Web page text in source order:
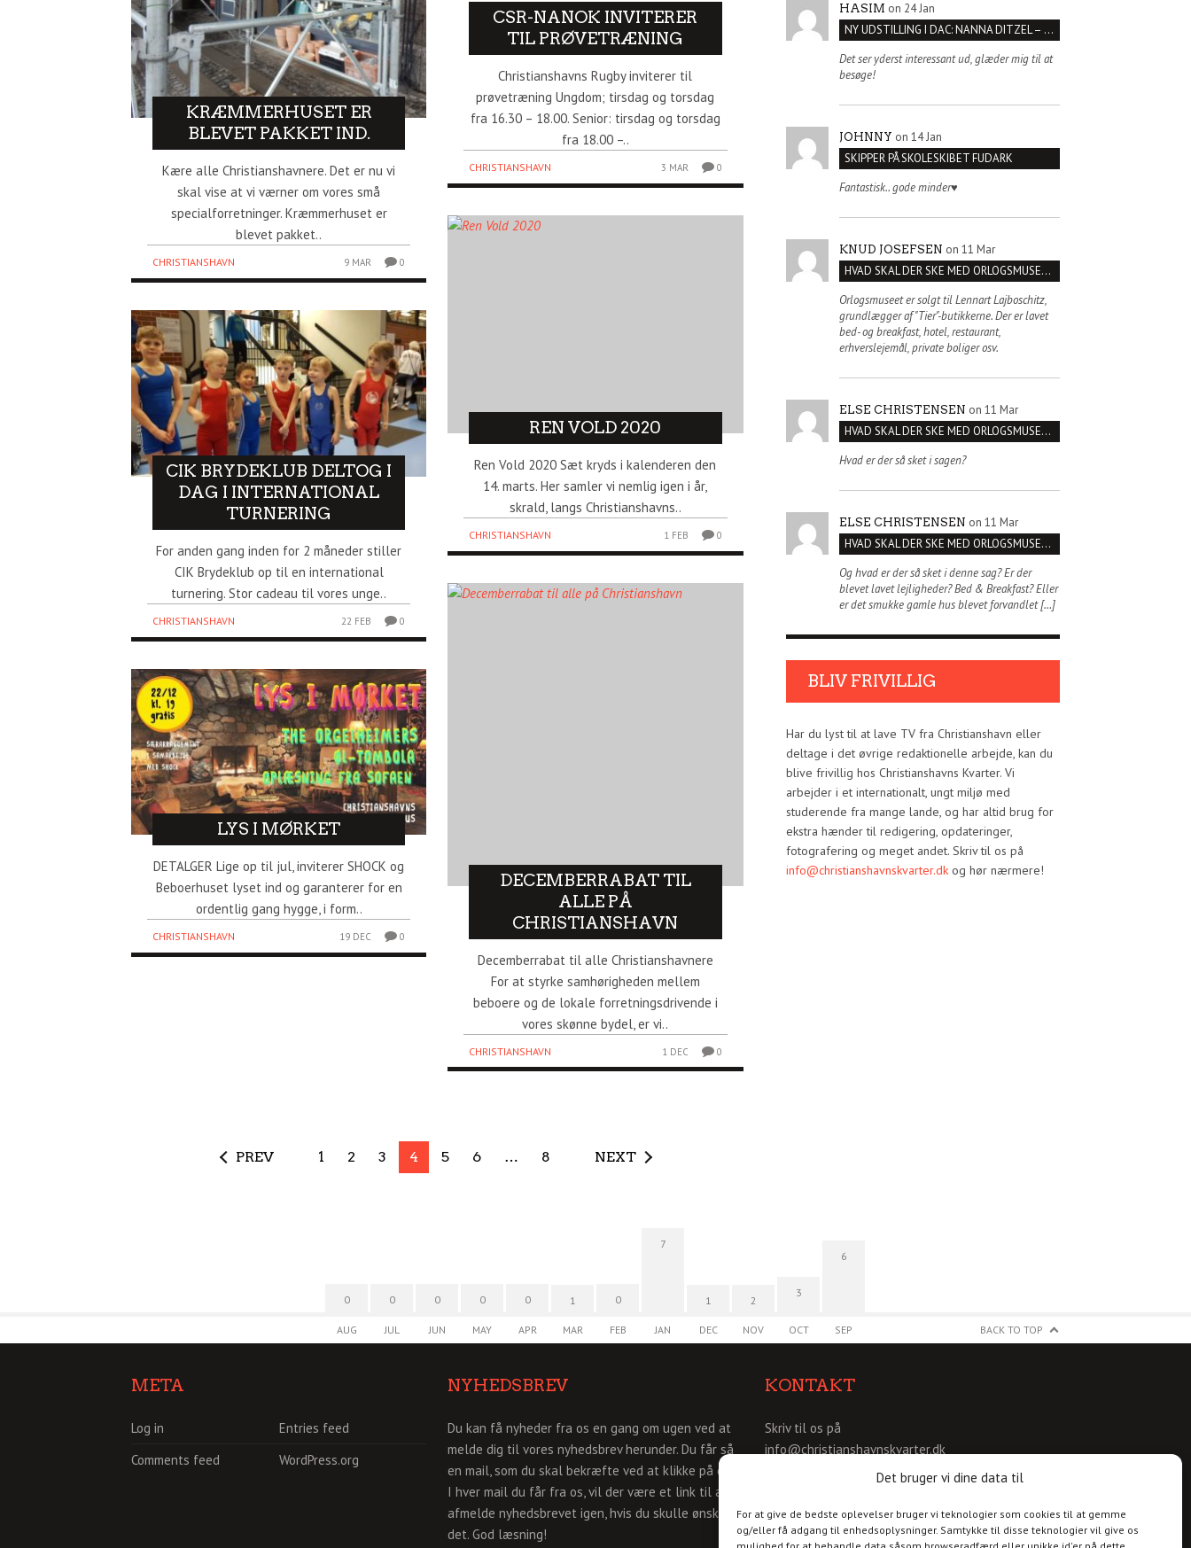
Det bruger vi dine data til
For at give de bedste oplevelser bruger vi teknologier som cookies til at gemme
og/eller få adgang til enhedsoplysninger. Samtykke til disse teknologier vil give os
KRÆMMERHUSET ER
BLEVET PAKKET IND.
Kære alle Christianshavnere. Det er nu vi
skal vise at vi værner om vores små
specialforretninger. Kræmmerhuset er
blevet pakket..
CHRISTIANSHAVN 9 MAR 0
CIK BRYDEKLUB DELTOG I
DAG I INTERNATIONAL
TURNERING
For anden gang inden for 2 måneder stiller
CIK Brydeklub op til en international
turnering. Stor cadeau til vores unge..
CHRISTIANSHAVN 22 FEB 0
LYS I MØRKET
DETALGER Lige op til jul, inviterer SHOCK og
Beboerhuset lyset ind og garanterer for en
ordentlig gang hygge, i form..
CHRISTIANSHAVN 19 DEC 0
CSR-NANOK INVITERER
TIL PRØVETRÆNING
Christianshavns Rugby inviterer til
prøvetræning Ungdom; tirsdag og torsdag
fra 16.30 – 18.00. Senior: tirsdag og torsdag
fra 18.00 –..
CHRISTIANSHAVN 3 MAR 0
REN VOLD 2020
Ren Vold 2020 Sæt kryds i kalenderen den
14. marts. Her samler vi nemlig igen i år,
skrald, langs Christianshavns..
CHRISTIANSHAVN 1 FEB 0
DECEMBERRABAT TIL
ALLE PÅ
CHRISTIANSHAVN
Decemberrabat til alle Christianshavnere
For at styrke samhørigheden mellem
beboere og de lokale forretningsdrivende i
vores skønne bydel, er vi..
CHRISTIANSHAVN 1 DEC 0
PREV 1 2 3 4 5 6 … 8 NEXT
HASIM on 24 Jan
NY UDSTILLING I DAC: NANNA DITZEL – SÆT KROPPEN FRI
Det ser yderst interessant ud, glæder mig til at
besøge!
JOHNNY on 14 Jan
SKIPPER PÅ SKOLESKIBET FUDARK
Fantastisk.. gode minder♥️
KNUD JOSEFSEN on 11 Mar
HVAD SKAL DER SKE MED ORLOGSMUSEET?
Orlogsmuseet er solgt til Lennart Lajboschitz,
grundlægger af "Tier"-butikkerne. Der er lavet
bed- og breakfast, hotel, restaurant,
erhverslejemål, private boliger osv.
ELSE CHRISTENSEN on 11 Mar
HVAD SKAL DER SKE MED ORLOGSMUSEET?
Hvad er der så sket i sagen?
ELSE CHRISTENSEN on 11 Mar
HVAD SKAL DER SKE MED ORLOGSMUSEET?
Og hvad er der så sket i denne sag? Er der
blevet lavet lejligheder? Bed & Breakfast? Eller
er det smukke gamle hus blevet forvandlet […]
BLIV FRIVILLIG
Har du lyst til at lave TV fra Christianshavn eller
deltage i det øvrige redaktionelle arbejde, kan du
blive frivillig hos Christianshavns Kvarter. Vi
arbejder i et internationalt, ungt miljø med
studerende fra mange lande, og har altid brug for
ekstra hænder til redigering, opdateringer,
fotografering og meget andet. Skriv til os på
info@christianshavnskvarter.dkog hør nærmere!
0
AUG
0
JUL
0
JUN
0
MAY
0
APR
1
MAR
0
FEB
7
JAN
1
DEC
2
NOV
3
OCT
6
SEP BACK TO TOP
META
Log in
Entries feed
Comments feed
WordPress.org
NYHEDSBREV
Du kan få nyheder fra os en gang om ugen ved at
melde dig til vores nyhedsbrev herunder. Du får så
en mail, som du skal bekræfte ved at klikke på den.
I hver mail du får fra os, vil der være et link til af
afmelde nyhedsbrevet igen, hvis du skulle ønske
det. God læsning!
KONTAKT
Skriv til os på
info@christianshavnskvarter.dk